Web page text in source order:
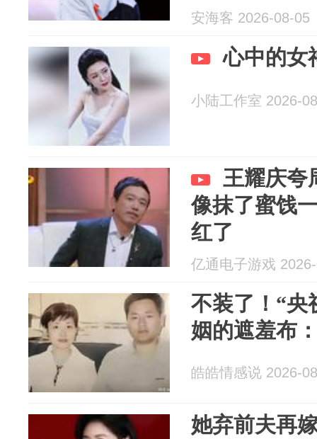
安海客 2026-08-05
心中的女
小陆工作室 2026-
王耀庆夸
像抹了蜜饯
红了
亿通电子游戏
不装了！“央
姻的遮羞布
皓皓情感说 2026-
她弃前夫再